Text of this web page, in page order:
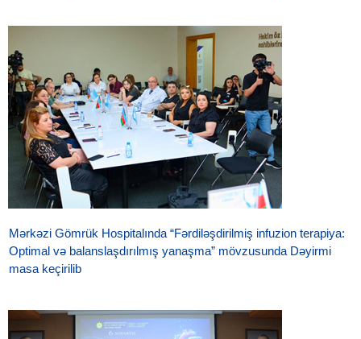
Mərkəzi Gömrük Hospitalında “Fərdiləşdirilmiş infuzion terapiya:
Optimal və balanslaşdırılmış yanaşma” mövzusunda Dəyirmi
masa keçirilib